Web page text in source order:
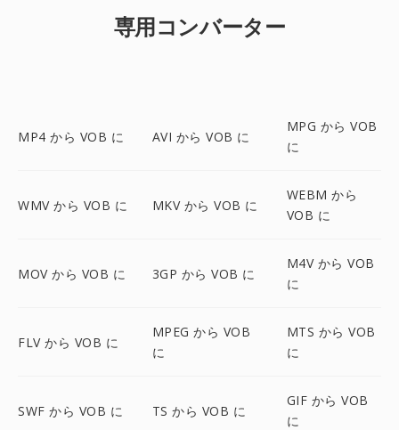
専用コンバーター
MP4 から VOB に AVI から VOB に
MPG から VOB
に
WMV から VOB に MKV から VOB に
WEBM から
VOB に
MOV から VOB に 3GP から VOB に
M4V から VOB
に
FLV から VOB に
MPEG から VOB
に
MTS から VOB
に
SWF から VOB に TS から VOB に
GIF から VOB
に